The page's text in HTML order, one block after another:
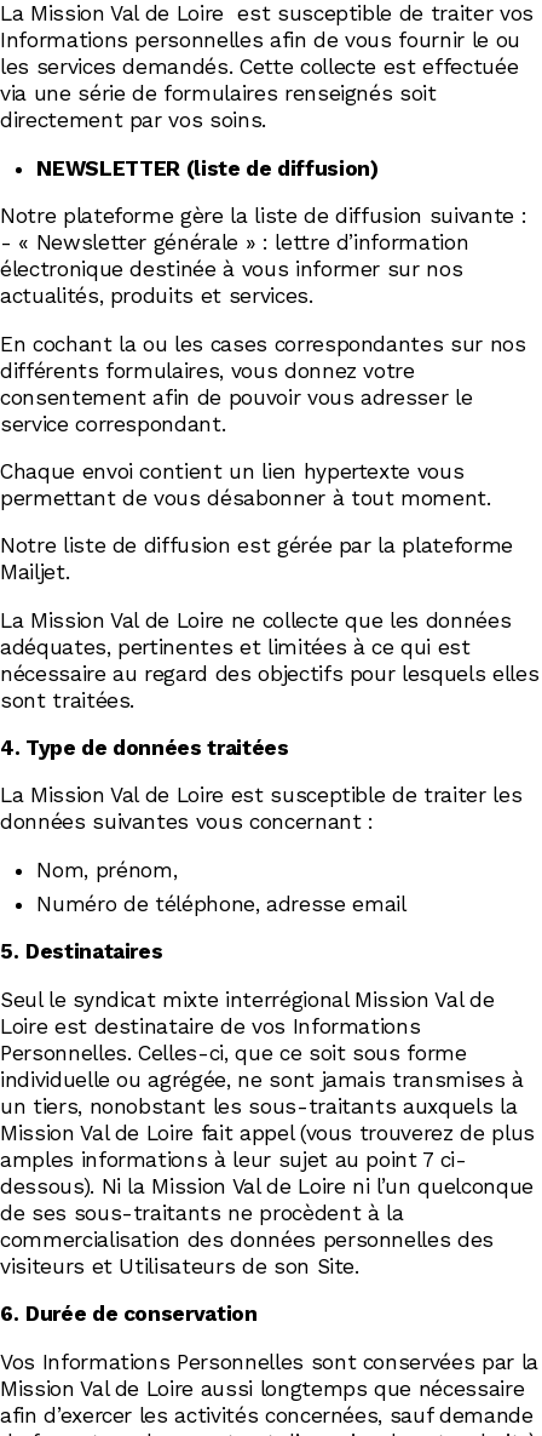
La Mission Val de Loire est susceptible de traiter vos
Informations personnelles afin de vous fournir le ou
les services demandés. Cette collecte est effectuée
via une série de formulaires renseignés soit
directement par vos soins.
NEWSLETTER (liste de diffusion)
Notre plateforme gère la liste de diffusion suivante :
- « Newsletter générale » : lettre d’information
électronique destinée à vous informer sur nos
actualités, produits et services.
En cochant la ou les cases correspondantes sur nos
différents formulaires, vous donnez votre
consentement afin de pouvoir vous adresser le
service correspondant.
Chaque envoi contient un lien hypertexte vous
permettant de vous désabonner à tout moment.
Notre liste de diffusion est gérée par la plateforme
Mailjet.
La Mission Val de Loire ne collecte que les données
adéquates, pertinentes et limitées à ce qui est
nécessaire au regard des objectifs pour lesquels elles
sont traitées.
4. Type de données traitées
La Mission Val de Loire est susceptible de traiter les
données suivantes vous concernant :
Nom, prénom,
Numéro de téléphone, adresse email
5. Destinataires
Seul le syndicat mixte interrégional Mission Val de
Loire est destinataire de vos Informations
Personnelles. Celles-ci, que ce soit sous forme
individuelle ou agrégée, ne sont jamais transmises à
un tiers, nonobstant les sous-traitants auxquels la
Mission Val de Loire fait appel (vous trouverez de plus
amples informations à leur sujet au point 7 ci-
dessous). Ni la Mission Val de Loire ni l’un quelconque
de ses sous-traitants ne procèdent à la
commercialisation des données personnelles des
visiteurs et Utilisateurs de son Site.
6. Durée de conservation
Vos Informations Personnelles sont conservées par la
Mission Val de Loire aussi longtemps que nécessaire
afin d’exercer les activités concernées, sauf demande